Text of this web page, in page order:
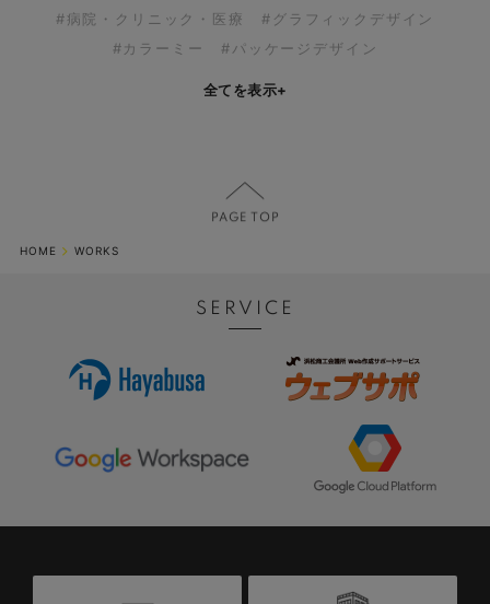
#病院・クリニック・医療
#グラフィックデザイン
#カラーミー
#パッケージデザイン
全てを表示+
HOME WORKS
SERVICE